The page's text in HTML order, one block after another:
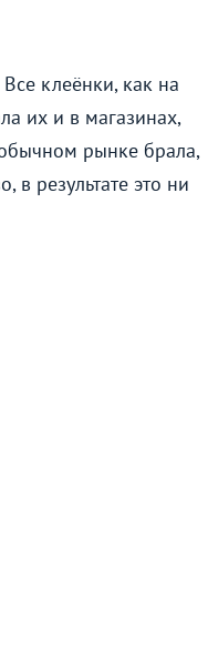
Все клеёнки, как на
их и в магазинах,
рынке брала,
в результате это ни